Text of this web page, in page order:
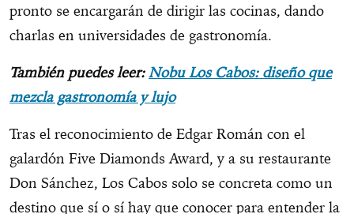
pronto se encargarán de dirigir las cocinas, dando
charlas en universidades de gastronomía.
También puedes leer:Nobu Los Cabos: diseño que
mezcla gastronomía y lujo
Tras el reconocimiento de Edgar Román con el
galardón Five Diamonds Award, y a su restaurante
Don Sánchez, Los Cabos solo se concreta como un
destino que sí o sí hay que conocer para entender la